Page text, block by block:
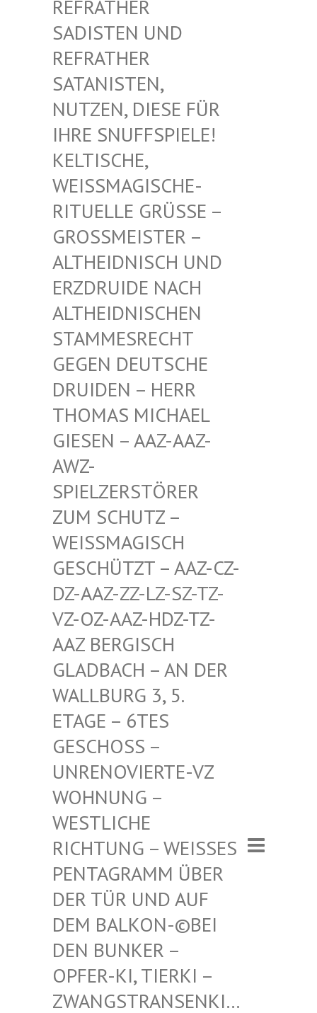
FRATHER SA
DISTEN UND RE
FRATHER SA
TANISTEN, NU
TZEN, DIESE FÜR IH
RE SNUFFSPIELE! KE
LTISCHE, WE
ISSMAGISCHE- RIT
UELLE GRÜSSE – GROSS
MEISTER – ALTHE
IDNISCH UND ERZDR
UIDE NACH ALTHE
IDNISCHEN STAMM
ESRECHT GEGEN
DEUTSCHE DRUID
EN – HERR THOMA
S MICHAEL GIESE
N – AAZ-AAZ-AWZ-S
PIEL
ZERSTÖRER ZUM S
CHUTZ – WEISSM
AGISCH GESCHÜ
TZT – AAZ-CZ-DZ-AAZ
-ZZ-LZ-SZ-TZ-VZ-OZ-
AAZ-HDZ-TZ-AAZ BE
RGISCH GLADBA
CH – AN DER WALLBU
RG 3, 5. ETAGE
– 6TES GESCHO
SS – UNRENO
VIERTE-VZ WOHNUN
G – WESTLI
CHE RICHTU
NG – WEISSES PENTAGR
AMM ÜBER DER TÜR
UND AUF DEM BAL
KON-©BEI DEN BUN
KER – OPFER-K
I, TIERKI – ZWANGST
RANSENKI… – ZWANG